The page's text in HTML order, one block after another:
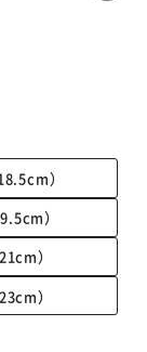
）
）
）
）